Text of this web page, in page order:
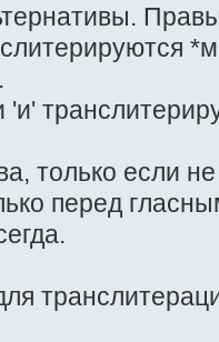
'и'
только если
перед